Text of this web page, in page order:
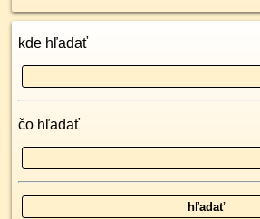
kde hľadať
čo hľadať